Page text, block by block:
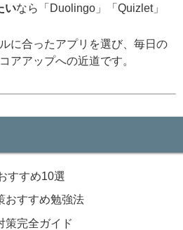
いなら「Duolingo」「Quizlet」
に合ったアプリを選び、毎日の
アアップへの近道です。
すすめ10選
おすすめ勉強法
策完全ガイド